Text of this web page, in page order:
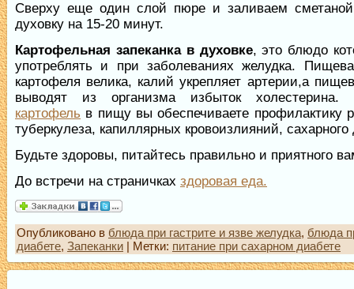
Сверху еще один слой пюре и заливаем
духовку на 15-20 минут.
Картофельная запеканка в духовке, это блюдо
употреблять и при заболеваниях желудка.
картофеля велика, калий укрепляет артерии,а
выводят из организма избыток холестерина.
картофель в пищу вы обеспечиваете профилактику
туберкулеза, капиллярных кровоизлияний, сахарного
Будьте здоровы, питайтесь правильно и приятного
До встречи на страничках здоровая еда.
Опубликовано в блюда при гастрите и язве желудка, блюда
диабете, Запеканки | Метки: питание при сахарном диабете